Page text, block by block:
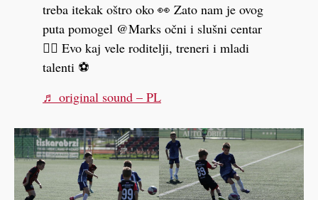
treba itekak oštro oko 👀 Zato nam je ovog
puta pomogel @Marks očni i slušni centar
👇🏻 Evo kaj vele roditelji, treneri i mladi
talenti ⚽️
♬ original sound – PL